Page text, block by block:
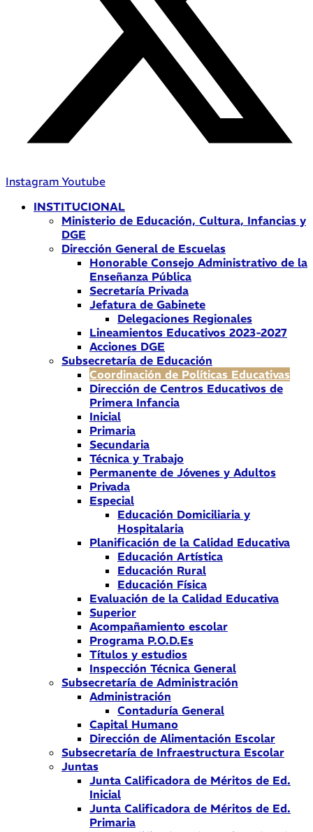
Instagram Youtube
INSTITUCIONAL
Ministerio de Educación, Cultura, Infancias y
DGE
Dirección General de Escuelas
Honorable Consejo Administrativo de la
Enseñanza Pública
Secretaría Privada
Jefatura de Gabinete
Delegaciones Regionales
Lineamientos Educativos 2023-2027
Acciones DGE
Subsecretaría de Educación
Coordinación de Políticas Educativas
Dirección de Centros Educativos de
Primera Infancia
Inicial
Primaria
Secundaria
Técnica y Trabajo
Permanente de Jóvenes y Adultos
Privada
Especial
Educación Domiciliaria y
Hospitalaria
Planificación de la Calidad Educativa
Educación Artística
Educación Rural
Educación Física
Evaluación de la Calidad Educativa
Superior
Acompañamiento escolar
Programa P.O.D.Es
Títulos y estudios
Inspección Técnica General
Subsecretaría de Administración
Administración
Contaduría General
Capital Humano
Dirección de Alimentación Escolar
Subsecretaría de Infraestructura Escolar
Juntas
Junta Calificadora de Méritos de Ed.
Inicial
Junta Calificadora de Méritos de Ed.
Primaria